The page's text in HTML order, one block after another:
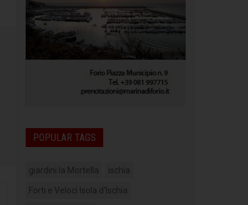
POPULAR TAGS
giardini la Mortella ischia
Forti e Veloci Isola d'Ischia